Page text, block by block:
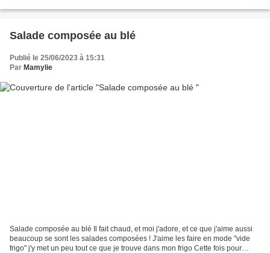
Salade composée au blé
Publié le 25/06/2023 à 15:31
Par Mamylie
Salade composée au blé Il fait chaud, et moi j'adore, et ce que j'aime aussi
beaucoup se sont les salades composées ! J'aime les faire en mode "vide
frigo" j'y met un peu tout ce que je trouve dans mon frigo Cette fois pour